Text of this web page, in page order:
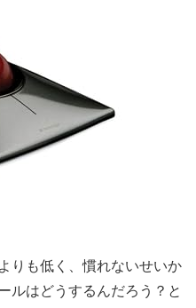
りも低く、慣れないせいか
ルはどうするんだろう？と